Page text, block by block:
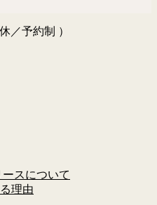
／予約制 ）
スについて
理由